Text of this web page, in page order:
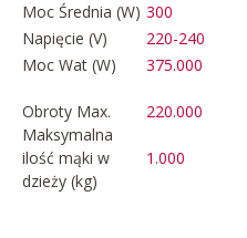
Moc Średnia (W) 300
Napięcie (V)
220-240
Moc Wat (W)
375.000
Obroty Max.
220.000
Maksymalna
ilość mąki w
dzieży (kg)
1.000